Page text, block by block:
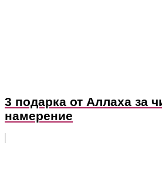
3 подарка от Аллаха за
намерение